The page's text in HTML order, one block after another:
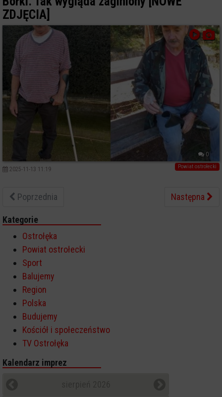
ZDJĘCIA]
0
Powiat ostrołecki
2025-11-13 11:19
Poprzednia Następna
Kategorie
Ostrołęka
Powiat ostrołecki
Sport
Balujemy
Region
Polska
Budujemy
Kościół i społeczeństwo
TV Ostrołęka
Kalendarz imprez